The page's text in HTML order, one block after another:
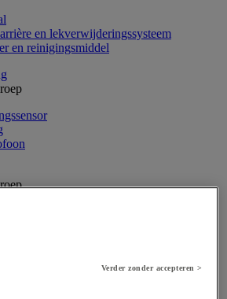
en lekverwijderingssysteem
en reinigingsmiddel
Verder zonder accepteren >